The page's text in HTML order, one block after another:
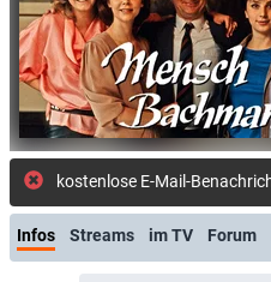
Infos Streams im TV Forum